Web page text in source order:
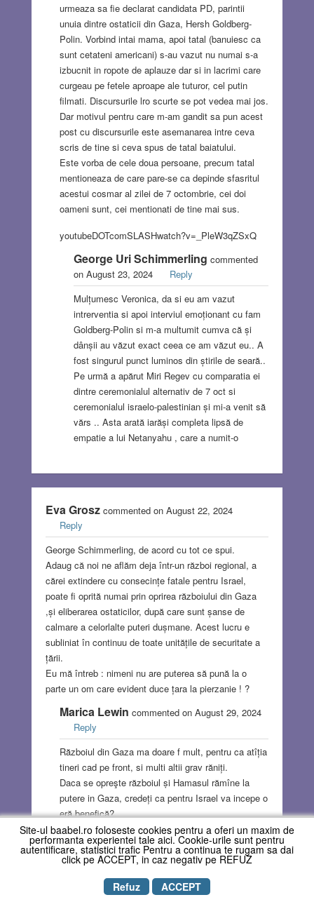
urmeaza sa fie declarat candidata PD, parintii
unuia dintre ostaticii din Gaza, Hersh Goldberg-
Polin. Vorbind intai mama, apoi tatal (banuiesc ca
sunt cetateni americani) s-au vazut nu numai s-a
izbucnit in ropote de aplauze dar si in lacrimi care
curgeau pe fetele aproape ale tuturor, cel putin
filmati. Discursurile lro scurte se pot vedea mai jos.
Dar motivul pentru care m-am gandit sa pun acest
post cu discursurile este asemanarea intre ceva
scris de tine si ceva spus de tatal baiatului.
Este vorba de cele doua persoane, precum tatal
mentioneaza de care pare-se ca depinde sfasritul
acestui cosmar al zilei de 7 octombrie, cei doi
oameni sunt, cei mentionati de tine mai sus.
youtubeDOTcomSLASHwatch?v=_PleW3qZSxQ
George Uri Schimmerling commented
on August 23, 2024
Reply
Mulțumesc Veronica, da si eu am vazut
intrerventia si apoi interviul emoționant cu fam
Goldberg-Polin si m-a multumit cumva că și
dânșii au văzut exact ceea ce am văzut eu.. A
fost singurul punct luminos din știrile de seară..
Pe urmă a apărut Miri Regev cu comparatia ei
dintre ceremonialul alternativ de 7 oct si
ceremonialul israelo-palestinian și mi-a venit să
vărs .. Asta arată iarăși completa lipsă de
empatie a lui Netanyahu , care a numit-o
Eva Groszcommented on August 22, 2024
Reply
George Schimmerling, de acord cu tot ce spui.
Adaug că noi ne aflăm deja într-un război regional, a
cărei extindere cu consecințe fatale pentru Israel,
poate fi oprită numai prin oprirea războiului din Gaza
,și eliberarea ostaticilor, după care sunt șanse de
calmare a celorlalte puteri dușmane. Acest lucru e
subliniat în continuu de toate unitățile de securitate a
țării.
Eu mă întreb : nimeni nu are puterea să pună la o
parte un om care evident duce țara la pierzanie ! ?
Marica Lewin commented on August 29, 2024
Reply
Războiul din Gaza ma doare f mult, pentru ca atîția
tineri cad pe front, si multi altii grav răniți.
Daca se opreşte războiul ṣi Hamasul rămîne la
putere in Gaza, credeți ca pentru Israel va incepe o
eră benefică?.
Eu dimpotrivă, cred că totul va fi pierdut.
Nu inteleg totuşi de ce nu reuşim să invingem după
aproape 11 luni
George Uri Schimmerlingcommented
on August 29, 2024
Reply
Site-ul baabel.ro foloseste cookies pentru a oferi un maxim de
performanta experientei tale aici. Cookie-urile sunt pentru
autentificare, statistici trafic Pentru a continua te rugam sa dai
click pe ACCEPT, in caz negativ pe REFUZ
Refuz
ACCEPT